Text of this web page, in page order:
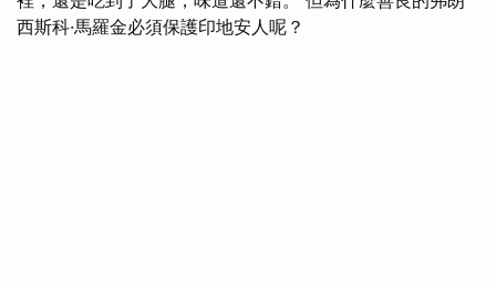
西斯科·馬羅金必須保護印地安人呢？